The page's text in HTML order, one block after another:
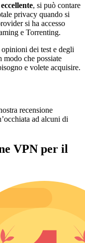
, si può contare
privacy quando si
si ha accesso
e Torrenting.
dei test e degli
che possiate
e volete acquisire.
recensione
ad alcuni di
VPN per il